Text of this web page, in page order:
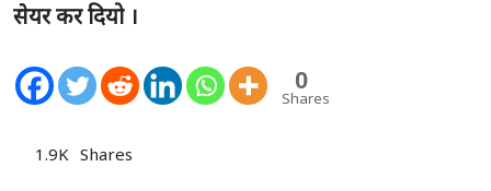
सेयर कर दियो ।
0
Shares
1.9K Shares